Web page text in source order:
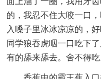
的，我忍不住大咬一口
入嗓子里冰冰凉凉的，
同学狼吞虎咽一口吃下
有的舔来舔去。舍不得吃